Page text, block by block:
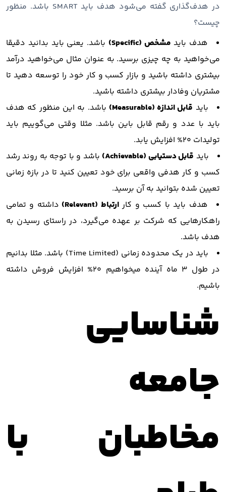
در هدف‌‌گذاری گفته می‌شود هدف باید SMART باشد. منظور
چیست؟
هدف باید مشخص (Specific)
باشد. یعنی باید بدانید دقیقا
می‌خواهید به چه چیزی برسید. به عنوان مثال می‌خواهید درآمد
بیشتری داشته باشید و بازار کسب و کار خود را توسعه دهید تا
مشتریان وفادار بیشتری داشته باشید.
باید قابل اندازه (Measurable)
باشد. به این منظور که هدف
باید با عدد و رقم قابل باین باشد. مثلا وقتی می‌گوییم باید
تولیدات 20% افزایش یابد.
باید قابل دستیابی (Achievable)
باشد و با توجه به روند رشد
کسب و کار هدفی واقعی برای خود تعیین کنید تا در بازه زمانی
تعیین شده بتوانید به آن برسید.
هدف باید با کسب و کارارتباط (Relevant)
داشته و تمامی
راهکارهایی که شرکت بر عهده می‌گیرد، در راستای رسیدن به
هدف باشد.
باید در یک محدوده زمانی (Time Limited) باشد. مثلا بدانیم
در طول 3 ماه آینده میخواهیم 20% افزایش فروش داشته
باشیم.
شناسایی
جامعه
مخاطبان با